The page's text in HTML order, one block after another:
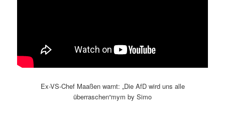
Ex-VS-Chef Maaßen warnt: „Die AfD wird uns alle
überraschen“mym by Simo